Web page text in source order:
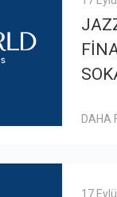
DAHA
17